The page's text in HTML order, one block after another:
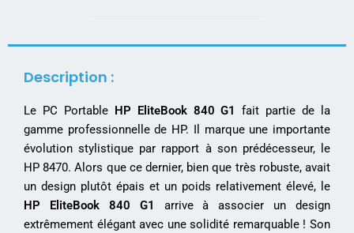
Description :
Le PC Portable HP EliteBook 840 G1
fait partie de la
gamme professionnelle de HP. Il marque une importante
évolution stylistique par rapport à son prédécesseur, le
HP 8470. Alors que ce dernier, bien que très robuste, avait
un design plutôt épais et un poids relativement élevé, le
HP EliteBook 840 G1
arrive à associer un design
extrêmement élégant avec une solidité remarquable ! Son